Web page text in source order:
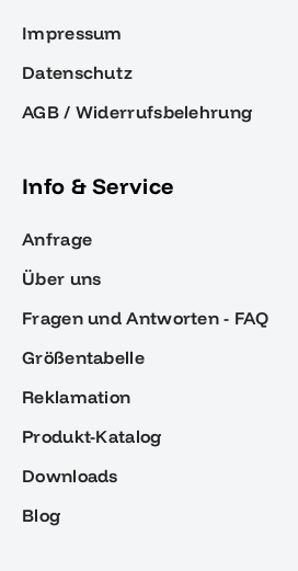
Impressum
Datenschutz
AGB / Widerrufsbelehrung
Info & Service
Anfrage
Über uns
Fragen und Antworten - FAQ
Größentabelle
Reklamation
Produkt-Katalog
Downloads
Blog